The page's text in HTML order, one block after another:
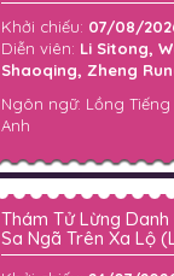
Khởi chiếu: 07/08/
Diễn viên: Li Sitong,
Shaoqing, Zheng
Ngôn ngữ: Lồng Tiếng
Anh
Thám Tử Lừng
Sa Ngã Trên Xa Lộ